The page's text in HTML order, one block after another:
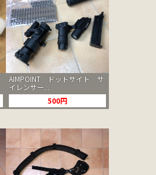
AIMPOINT ドットサイト サ
イレンサー...
500円